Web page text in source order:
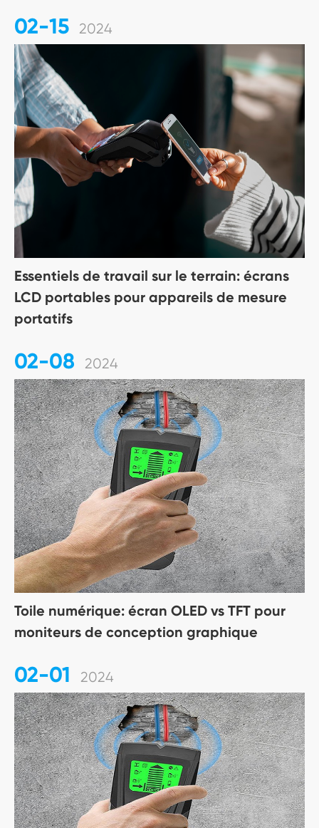
02-15 2024
Essentiels de travail sur le terrain: écrans
LCD portables pour appareils de mesure
portatifs
02-08 2024
Toile numérique: écran OLED vs TFT pour
moniteurs de conception graphique
02-01 2024